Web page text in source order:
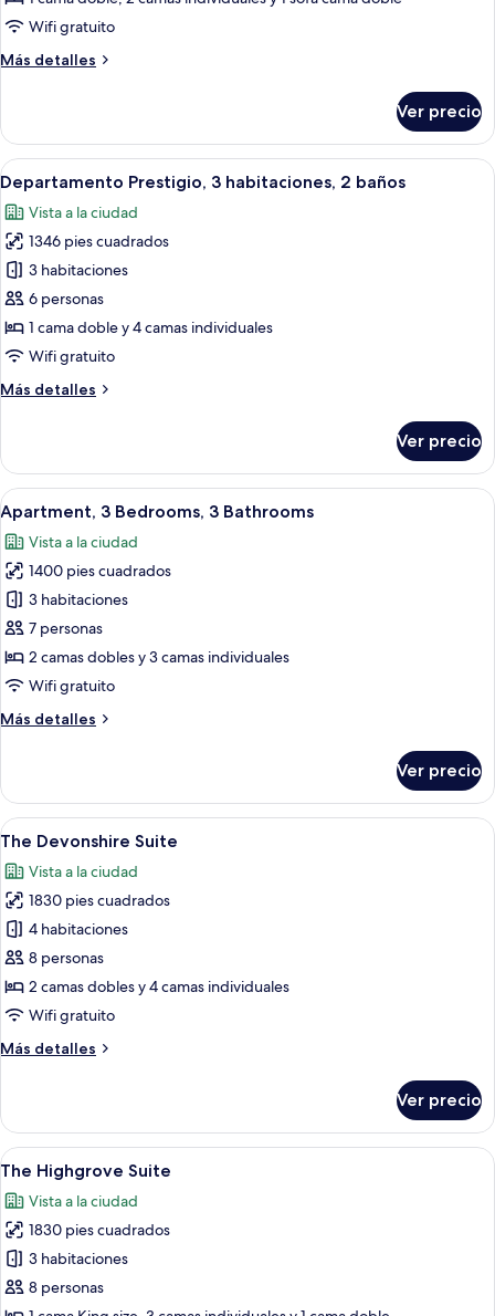
2
habitaciones,
2
Wifi gratuito
Más detalles
Más
tradicional,
habitaciones,
baños
Ver precio
Abrir
todas
las
fotos
de
Departamento
Prestigio,
3
habitaciones,
2
Habitación de hotel con cama,
8
Departamento Prestigio, 3 habitaciones, 2 baños
Vista a la ciudad
1346 pies cuadrados
3 habitaciones
6 personas
1 cama doble y 4 camas individuales
Wifi gratuito
Más detalles
Más
Prestigio,
habitaciones,
baños
Ver precio
Abrir
todas
las
fotos
de
Apartment,
3
Bedrooms,
Bathrooms
Un salón espacioso con chimenea,
37
Apartment, 3 Bedrooms, 3 Bathrooms
Vista a la ciudad
1400 pies cuadrados
3 habitaciones
7 personas
2 camas dobles y 3 camas individuales
Wifi gratuito
Más detalles
Más
3
Bedrooms,
3
Ver precio
Abrir
todas
las
fotos
de
The
Devonshire
Suite
Un salón espacioso con sofás color
18
The Devonshire Suite
Vista a la ciudad
1830 pies cuadrados
4 habitaciones
8 personas
2 camas dobles y 4 camas individuales
Wifi gratuito
Más detalles
Más
Devonshire
Suite
Ver precio
Abrir
todas
las
fotos
de
The
Una sala de estar con un sofá rosa,
16
The Highgrove Suite
Vista a la ciudad
1830 pies cuadrados
3 habitaciones
8 personas